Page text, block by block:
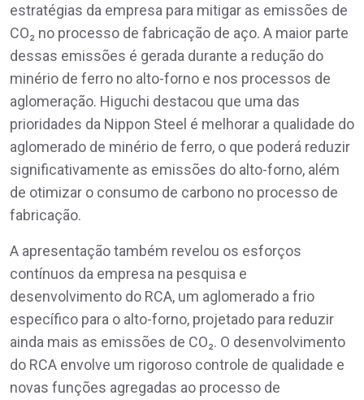
estratégias da empresa para mitigar as emissões de
CO₂ no processo de fabricação de aço. A maior parte
dessas emissões é gerada durante a redução do
minério de ferro no alto-forno e nos processos de
aglomeração. Higuchi destacou que uma das
prioridades da Nippon Steel é melhorar a qualidade do
aglomerado de minério de ferro, o que poderá reduzir
significativamente as emissões do alto-forno, além
de otimizar o consumo de carbono no processo de
fabricação.
A apresentação também revelou os esforços
contínuos da empresa na pesquisa e
desenvolvimento do RCA, um aglomerado a frio
específico para o alto-forno, projetado para reduzir
ainda mais as emissões de CO₂. O desenvolvimento
do RCA envolve um rigoroso controle de qualidade e
novas funções agregadas ao processo de